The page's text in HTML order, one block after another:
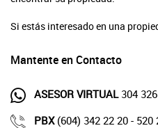
Si estás interesado en una
Mantente en Contacto
ASESOR VIRTUAL304 326
PBX (604) 342 22 20 - 520